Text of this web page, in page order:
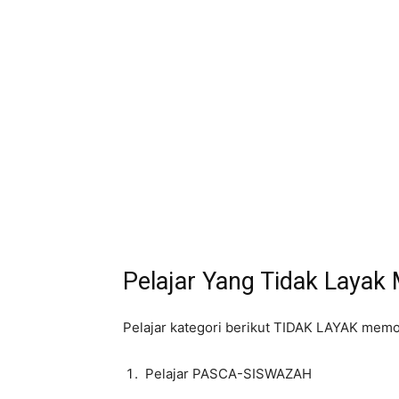
Pelajar Yang Tidak Layak
Pelajar kategori berikut TIDAK LAYAK
Pelajar PASCA-SISWAZAH